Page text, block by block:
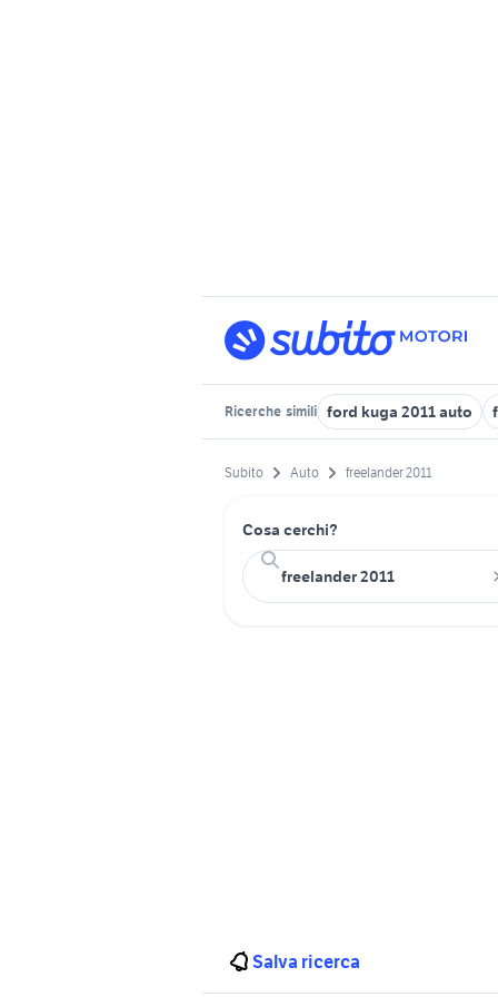
Ricerche simili ford kuga 2011 auto
Subito Auto freelander 2011
Cosa cerchi?
Salva ricerca